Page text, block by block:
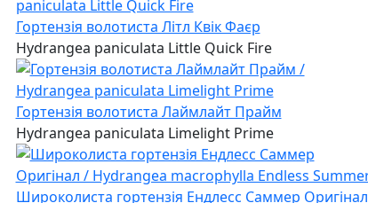
Гортензія волотиста Літл Квік Фаєр
Hydrangea paniculata Little Quick Fire
Гортензія волотиста Лаймлайт Прайм
Hydrangea paniculata Limelight Prime
Широколиста гортензія Ендлесс Саммер Оригінал